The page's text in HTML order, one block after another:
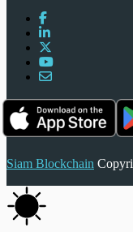
Siam Blockchain